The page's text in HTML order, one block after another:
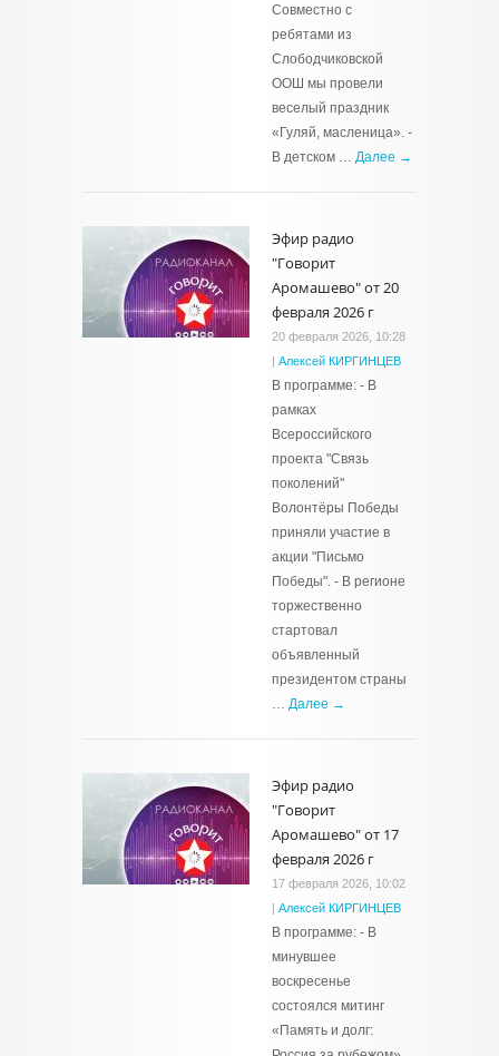
Совместно с
ребятами из
Слободчиковской
ООШ мы провели
веселый праздник
«Гуляй, масленица». -
В детском … Далее →
Эфир радио
"Говорит
Аромашево" от 20
февраля 2026 г
20 февраля 2026, 10:28
| Алексей КИРГИНЦЕВ
В программе: - В
рамках
Всероссийского
проекта "Связь
поколений"
Волонтёры Победы
приняли участие в
акции "Письмо
Победы". - В регионе
торжественно
стартовал
объявленный
президентом страны
… Далее →
Эфир радио
"Говорит
Аромашево" от 17
февраля 2026 г
17 февраля 2026, 10:02
| Алексей КИРГИНЦЕВ
В программе: - В
минувшее
воскресенье
состоялся митинг
«Память и долг: